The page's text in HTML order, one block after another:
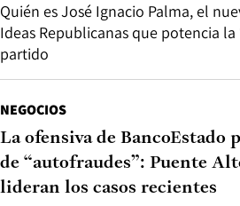
Quién es José Ignacio Palma, el
Ideas Republicanas que potencia la
partido
NEGOCIOS
La ofensiva de
de “autofraudes”: Puente
lideran los casos recientes